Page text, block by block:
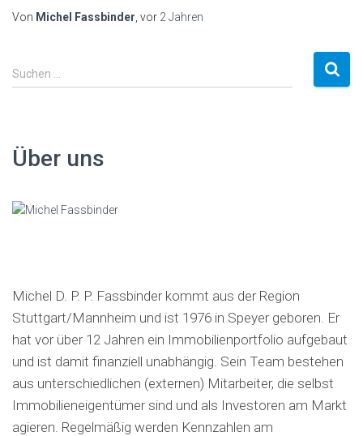
Von Michel Fassbinder , vor 2 Jahren
S
u
h
Suchen …
Über uns
Michel D. P. P. Fassbinder kommt aus der Region
Stuttgart/Mannheim und ist 1976 in Speyer geboren. Er
hat vor über 12 Jahren ein Immobilienportfolio aufgebaut
und ist damit finanziell unabhängig. Sein Team bestehen
aus unterschiedlichen (externen) Mitarbeiter, die selbst
Immobilieneigentümer sind und als Investoren am Markt
agieren. Regelmäßig werden Kennzahlen am